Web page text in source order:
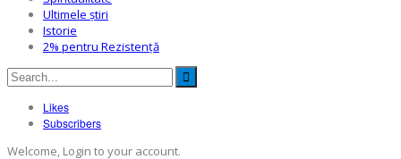
Ultimele ştiri
Istorie
2% pentru Rezistență
Likes
Subscribers
Welcome, Login to your account.